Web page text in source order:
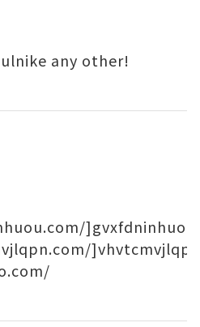
any other!